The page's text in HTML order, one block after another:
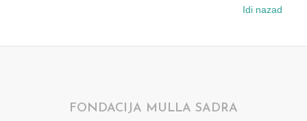
Idi nazad
FONDACIJA MULLA SADRA